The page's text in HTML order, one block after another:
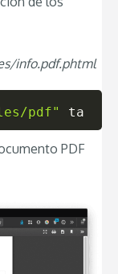
info.pdf.phtml
pdf" target
PDF